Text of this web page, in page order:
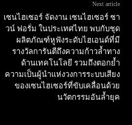
Next article
เซนไฮเซอร์ จัดงาน เซนไฮเซอร์ ซา
วน์ ฟอรั่ม ในประเทศไทย พบกับชุด
ผลิตภัณฑ์หูฟังระดับไฮเอนด์ที่มี
รางวัลการันตีถึงความก้าวล้ำทาง
ด้านเทคโนโลยี รวมถึงตอกย้ำ
ความเป็นผู้นำแห่งวงการระบบเสียง
ของเซนไฮเซอร์ที่ขับเคลื่อนด้วย
นวัตกรรมอันล้ำยุค